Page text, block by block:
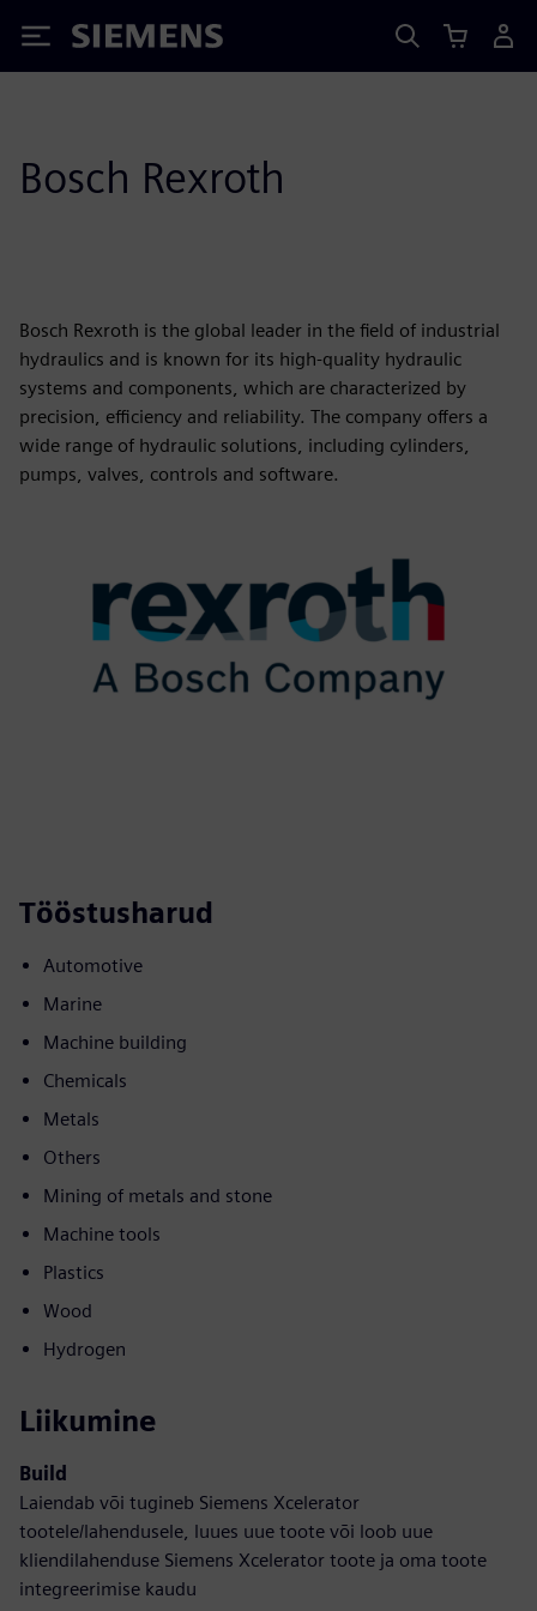
Siemens
Bosch Rexroth
Bosch Rexroth is the global leader in the field of industrial
hydraulics and is known for its high-quality hydraulic
systems and components, which are characterized by
precision, efficiency and reliability. The company offers a
wide range of hydraulic solutions, including cylinders,
pumps, valves, controls and software.
Tööstusharud
Automotive
Marine
Machine building
Chemicals
Metals
Others
Mining of metals and stone
Machine tools
Plastics
Wood
Hydrogen
Liikumine
Build
Laiendab või tugineb Siemens Xcelerator
tootele/lahendusele, luues uue toote või loob uue
kliendilahenduse Siemens Xcelerator toote ja oma toote
integreerimise kaudu